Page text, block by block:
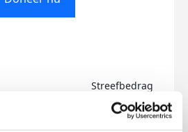
Streefbedrag
€500